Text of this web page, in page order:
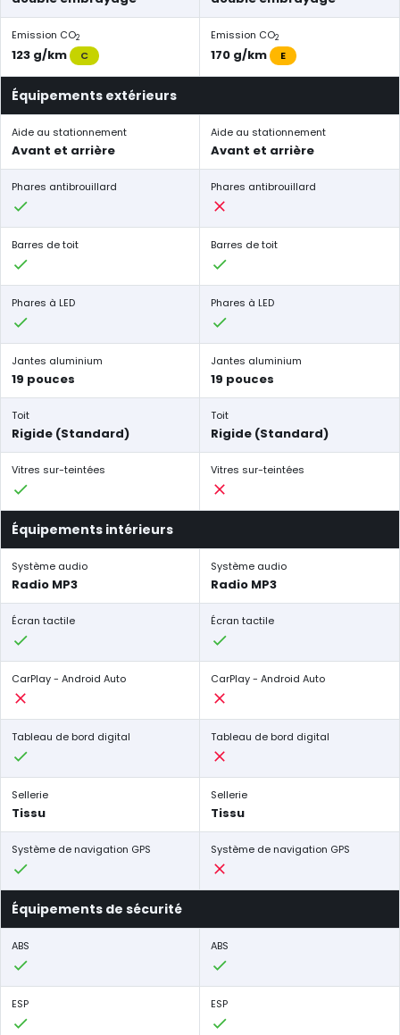
Emission CO2
123 g/km C
Emission CO2
170 g/km E
Équipements extérieurs
Aide au stationnement
Avant et arrière
Aide au stationnement
Avant et arrière
Phares antibrouillard Phares antibrouillard
Barres de toit Barres de toit
Phares à LED Phares à LED
Jantes aluminium
19 pouces
Jantes aluminium
19 pouces
Toit
Rigide (Standard)
Toit
Rigide (Standard)
Vitres sur-teintées Vitres sur-teintées
Équipements intérieurs
Système audio
Radio MP3
Système audio
Radio MP3
Écran tactile Écran tactile
CarPlay - Android Auto CarPlay - Android Auto
Tableau de bord digital Tableau de bord digital
Sellerie
Tissu
Sellerie
Tissu
Système de navigation GPS Système de navigation GPS
Équipements de sécurité
ABS ABS
ESP ESP